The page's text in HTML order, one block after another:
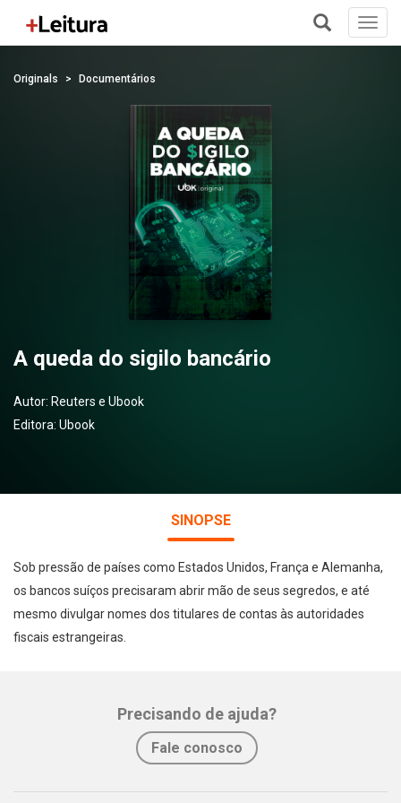
Originals Documentários
A queda do sigilo bancário
Autor: Reuters e Ubook
Editora: Ubook
SINOPSE
Sob pressão de países como Estados Unidos, França e Alemanha,
os bancos suíços precisaram abrir mão de seus segredos, e até
mesmo divulgar nomes dos titulares de contas às autoridades
fiscais estrangeiras.
Precisando de ajuda?
Fale conosco